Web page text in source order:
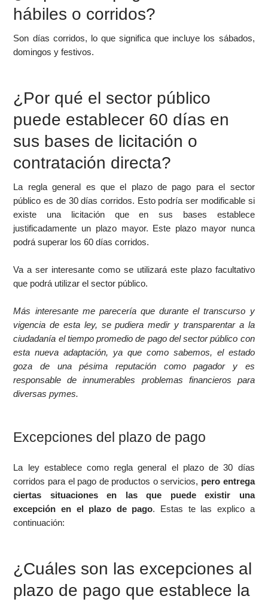
hábiles o corridos?
Son días corridos, lo que significa que incluye los sábados,
domingos y festivos.
¿Por qué el sector público
puede establecer 60 días en
sus bases de licitación o
contratación directa?
La regla general es que el plazo de pago para el sector
público es de 30 días corridos. Esto podría ser modificable si
existe una licitación que en sus bases establece
justificadamente un plazo mayor. Este plazo mayor nunca
podrá superar los 60 días corridos.
Va a ser interesante como se utilizará este plazo facultativo
que podrá utilizar el sector público.
Más interesante me parecería que durante el transcurso y
vigencia de esta ley, se pudiera medir y transparentar a la
ciudadanía el tiempo promedio de pago del sector público con
esta nueva adaptación, ya que como sabemos, el estado
goza de una pésima reputación como pagador y es
responsable de innumerables problemas financieros para
diversas pymes.
Excepciones del plazo de pago
La ley establece como regla general el plazo de 30 días
corridos para el pago de productos o servicios, pero entrega
ciertas situaciones en las que puede existir una
excepción en el plazo de pago. Estas te las explico a
continuación:
¿Cuáles son las excepciones al
plazo de pago que establece la